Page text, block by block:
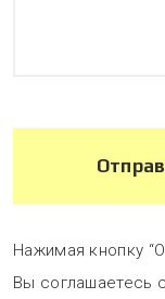
Нажимая кнопку
Вы соглашаетесь